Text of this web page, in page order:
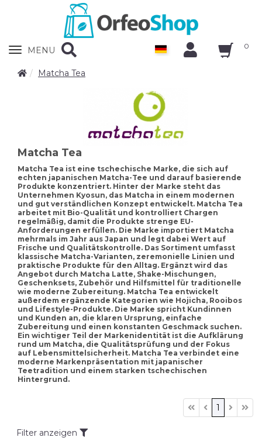
Zobrazit
MENU 0
Matcha Tea
Matcha Tea
Matcha Tea ist eine tschechische Marke, die sich auf
echten japanischen Matcha-Tee und darauf basierende
Produkte konzentriert. Hinter der Marke steht das
Unternehmen Kyosun, das Matcha in einem modernen
und gut verständlichen Konzept entwickelt. Matcha Tea
arbeitet mit Bio-Qualität und kontrolliert Chargen
regelmäßig, damit die Produkte strenge EU-
Anforderungen erfüllen. Die Marke importiert Matcha
mehrmals im Jahr aus Japan und legt dabei Wert auf
Frische und Qualitätskontrolle. Das Sortiment umfasst
klassische Matcha-Varianten, zeremonielle Linien und
praktische Produkte für den Alltag. Ergänzt wird das
Angebot durch Matcha Latte, Shake-Mischungen,
Geschenksets, Zubehör und Hilfsmittel für traditionelle
wie moderne Zubereitung. Matcha Tea entwickelt
außerdem ergänzende Kategorien wie Hojicha, Rooibos
und Lifestyle-Produkte. Die Marke spricht Kundinnen
und Kunden an, die klaren Ursprung, einfache
Zubereitung und einen konstanten Geschmack suchen.
Ein wichtiger Teil der Markenidentität ist die Aufklärung
rund um Matcha, die Qualitätsprüfung und der Fokus
auf Lebensmittelsicherheit. Matcha Tea verbindet eine
moderne Markenpräsentation mit japanischer
Teetradition und einem starken tschechischen
Hintergrund.
1
Filter anzeigen